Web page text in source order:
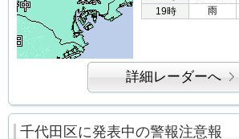
19時
雨
詳細レーダーへ
千代田区に発表中の警報注意報